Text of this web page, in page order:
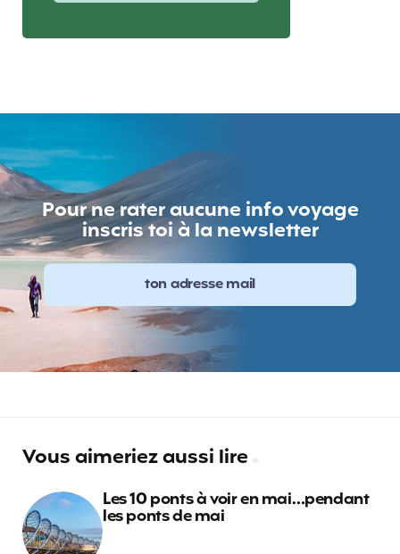
Pour ne rater aucune info voyage
inscris toi à la newsletter
Vous aimeriez aussi lire
Les 10 ponts à voir en mai…pendant
les ponts de mai